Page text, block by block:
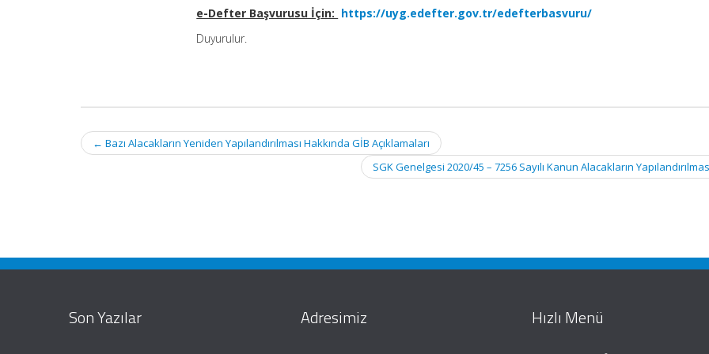
e-Defter Başvurusu İçin: https://uyg.edefter.gov.tr/edefterbasvuru/
Duyurulur.
Post
navigation
← Bazı Alacakların Yeniden Yapılandırılması Hakkında GİB Açıklamaları
SGK Genelgesi 2020/45 – 7256 Sayılı Kanun Alacakların
Son Yazılar Adresimiz Hızlı Menü